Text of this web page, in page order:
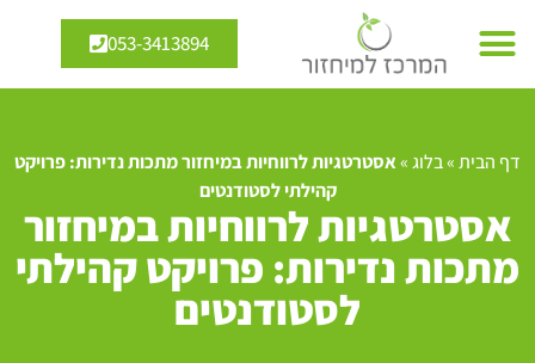
053-3413894
דף הבית»בלוג»אסטרטגיות לרווחיות במיחזור מתכות נדירות: פרויקט
קהילתי לסטודנטים
אסטרטגיות לרווחיות במיחזור
מתכות נדירות: פרויקט קהילתי
לסטודנטים